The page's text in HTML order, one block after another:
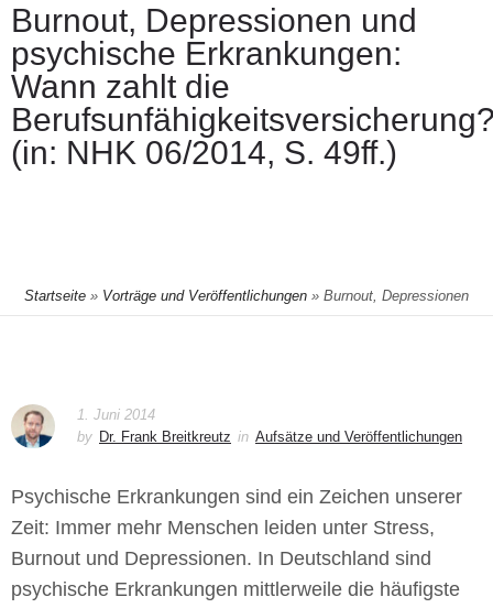
Burnout, Depressionen und
psychische Erkrankungen:
Wann zahlt die
(in: NHK 06/2014, S. 49ff.)
Startseite » Vorträge und Veröffentlichungen » Burnout, Depressionen
1. Juni 2014
by Dr. Frank Breitkreutz in Aufsätze und Veröffentlichungen
Psychische Erkrankungen sind ein Zeichen unserer
Zeit: Immer mehr Menschen leiden unter Stress,
Burnout und Depressionen. In Deutschland sind
psychische Erkrankungen mittlerweile die häufigste